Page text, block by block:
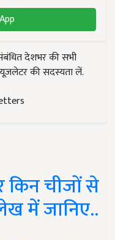
देशभर की सभी
की सदस्यता लें.
चीजों से
में जानिए..